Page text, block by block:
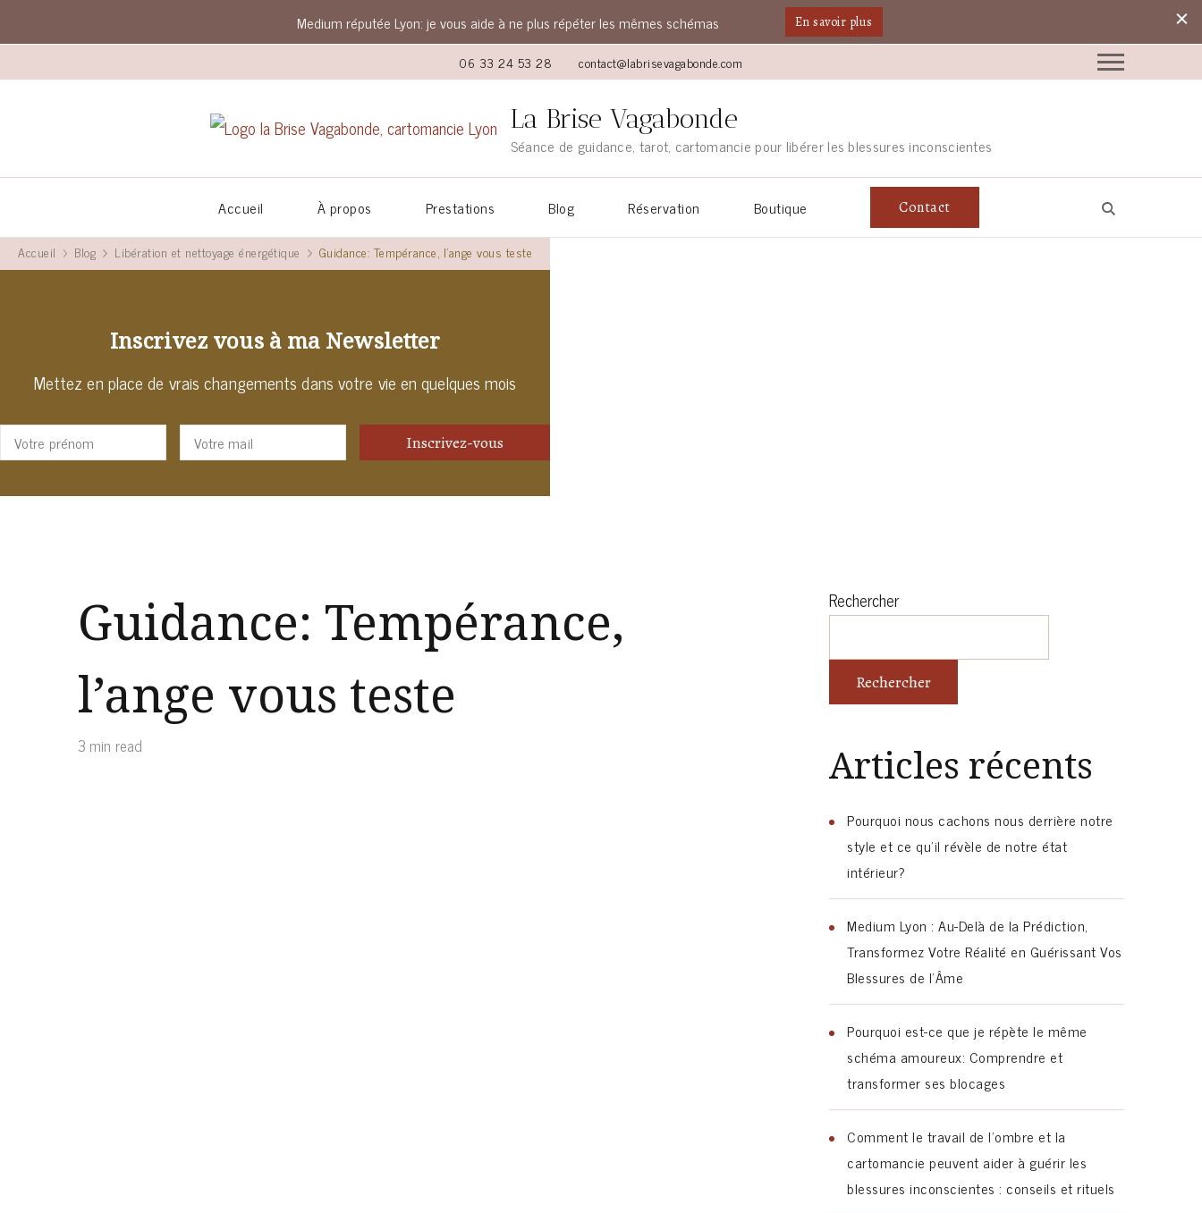
Medium réputée Lyon: je vous aide à ne plus répéter les mêmes schémas En savoir plus
06 33 24 53 28 contact@labrisevagabonde.com
La Brise Vagabonde
Séance de guidance, tarot, cartomancie pour libérer les blessures inconscientes
Accueil À propos Prestations Blog Réservation Boutique Contact
Accueil Blog Libération et nettoyage énergétique Guidance: Tempérance, l’ange vous teste
Inscrivez vous à ma Newsletter
Mettez en place de vrais changements dans votre vie en quelques mois
Guidance: Tempérance,
l’ange vous teste
3 min read
Rechercher
Rechercher
Articles récents
Pourquoi nous cachons nous derrière notre
style et ce qu’il révèle de notre état
intérieur?
Medium Lyon : Au-Delà de la Prédiction,
Transformez Votre Réalité en Guérissant Vos
Blessures de l’Âme
Pourquoi est-ce que je répète le même
schéma amoureux: Comprendre et
transformer ses blocages
Comment le travail de l’ombre et la
cartomancie peuvent aider à guérir les
blessures inconscientes : conseils et rituels